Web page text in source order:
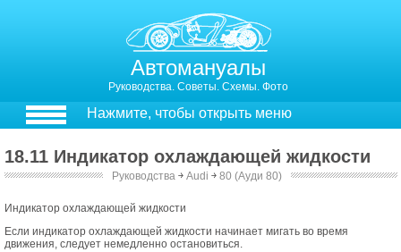
Автомануалы
Руководства. Советы. Схемы. Фото
Нажмите, чтобы открыть меню
18.11 Индикатор охлаждающей жидкости
Руководства ￫ Audi ￫ 80 (Ауди 80)
Индикатор охлаждающей жидкости
Если индикатор охлаждающей жидкости начинает мигать во время
движения, следует немедленно остановиться.